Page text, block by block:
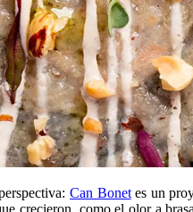
Can Bonetes un